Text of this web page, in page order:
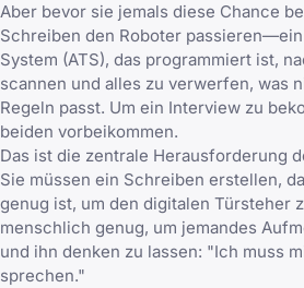
Aber bevor sie jemals diese Chance
Schreiben den Roboter
System (ATS), das programmiert ist,
scannen und alles zu verwerfen, was
Regeln passt. Um ein Interview zu
beiden vorbeikommen.
Das ist die zentrale Herausforderung
Sie müssen ein Schreiben erstellen,
genug ist, um den digitalen Türsteher
menschlich genug, um jemandes
und ihn denken zu lassen: "Ich muss
sprechen."